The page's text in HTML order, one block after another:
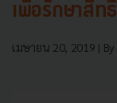
เพื่อรักษาสิทธิ์
เมษายน 20, 2019 | By